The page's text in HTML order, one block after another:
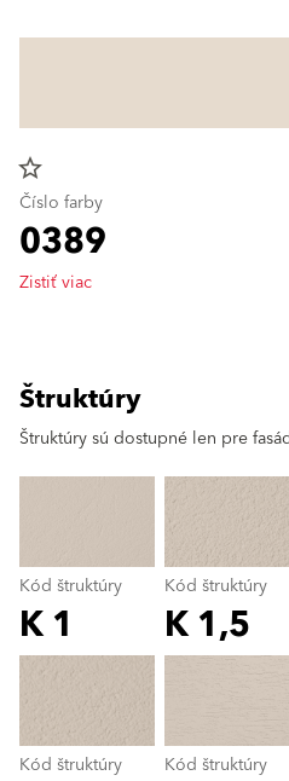
star_border
Číslo farby
0389
Zistiť viac
Štruktúry
Štruktúry sú dostupné len pre
Kód štruktúry
K 1
Kód štruktúry
K 1,5
Kód štruktúry Kód štruktúry
Kód štruktúry
color_name